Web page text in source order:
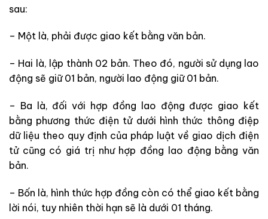
sau:
– Một là, phải được giao kết bằng văn bản.
– Hai là, lập thành 02 bản. Theo đó, người sử dụng lao
động sẽ giữ 01 bản, người lao động giữ 01 bản.
– Ba là, đối với hợp đồng lao động được giao kết
bằng phương thức điện tử dưới hình thức thông điệp
dữ liệu theo quy định của pháp luật về giao dịch điện
tử cũng có giá trị như hợp đồng lao động bằng văn
bản.
– Bốn là, hình thức hợp đồng còn có thể giao kết bằng
lời nói, tuy nhiên thời hạn sẽ là dưới 01 tháng.